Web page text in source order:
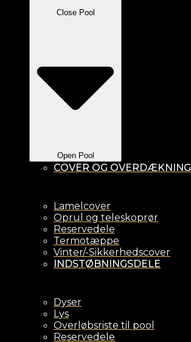
Close Pool
Open Pool
COVER OG OVERDÆKNING
Lamelcover
Oprul og teleskoprør
Reservedele
Termotæppe
Vinter/-Sikkerhedscover
INDSTØBNINGSDELE
Dyser
Lys
Overløbsriste til pool
Reservedele